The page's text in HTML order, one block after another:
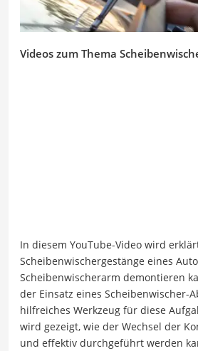
Videos zum Thema
In diesem YouTube-Video wird
Scheibenwischergestänge eines
Scheibenwischerarm demontieren
der Einsatz eines Scheibenwischer-
hilfreiches Werkzeug für diese
wird gezeigt, wie der Wechsel der
und effektiv durchgeführt werden